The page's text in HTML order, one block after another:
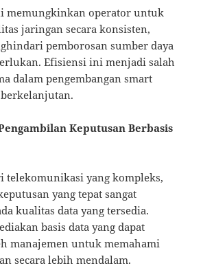
memungkinkan operator untuk
jaringan secara konsisten,
pemborosan sumber daya
Efisiensi ini menjadi salah
dalam pengembangan smart
Keputusan Berbasis
telekomunikasi yang kompleks,
yang tepat sangat
kualitas data yang tersedia.
basis data yang dapat
manajemen untuk memahami
secara lebih mendalam.